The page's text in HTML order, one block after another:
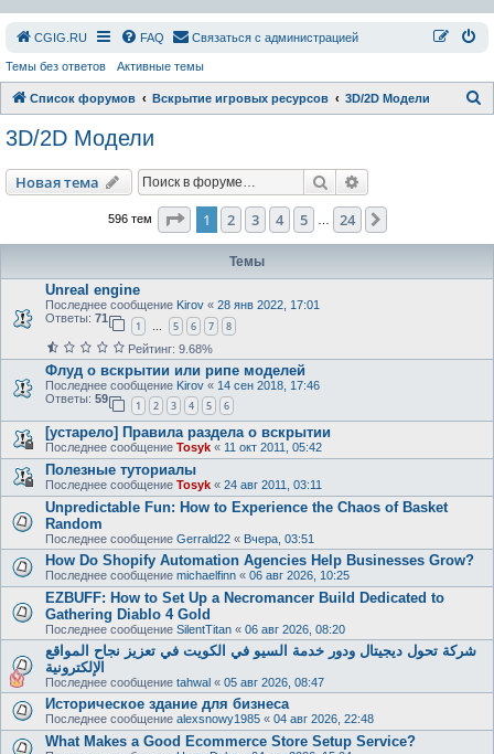
СGIG.RU FAQ Связаться с администрацией
Темы без ответов Активные темы
Список форумов Вскрытие игровых ресурсов 3D/2D Модели
3D/2D Модели
Новая тема Поиск
596 тем Страница из 24
1 2 3 4 5 24
Темы
Unreal engine
Последнее сообщение Kirov « 28 янв 2022, 17:01
Ответы: 71
1 … 5 6 7 8
Рейтинг: 9.68%
Флуд о вскрытии или рипе моделей
Последнее сообщение Kirov « 14 сен 2018, 17:46
Ответы: 59
1 2 3 4 5 6
[устарело] Правила раздела о вскрытии
Последнее сообщение Tosyk « 11 окт 2011, 05:42
Полезные туториалы
Последнее сообщение Tosyk « 24 авг 2011, 03:11
Unpredictable Fun: How to Experience the Chaos of Basket
Random
Последнее сообщение Gerrald22 « Вчера, 03:51
How Do Shopify Automation Agencies Help Businesses Grow?
Последнее сообщение michaelfinn « 06 авг 2026, 10:25
EZBUFF: How to Set Up a Necromancer Build Dedicated to
Gathering Diablo 4 Gold
Последнее сообщение SilentTitan « 06 авг 2026, 08:20
شركة تحول ديجيتال ودور خدمة السيو في الكويت في تعزيز نجاح المواقع
الإلكترونية
Последнее сообщение tahwal « 05 авг 2026, 08:47
Историческое здание для бизнеса
Последнее сообщение alexsnowy1985 « 04 авг 2026, 22:48
What Makes a Good Ecommerce Store Setup Service?